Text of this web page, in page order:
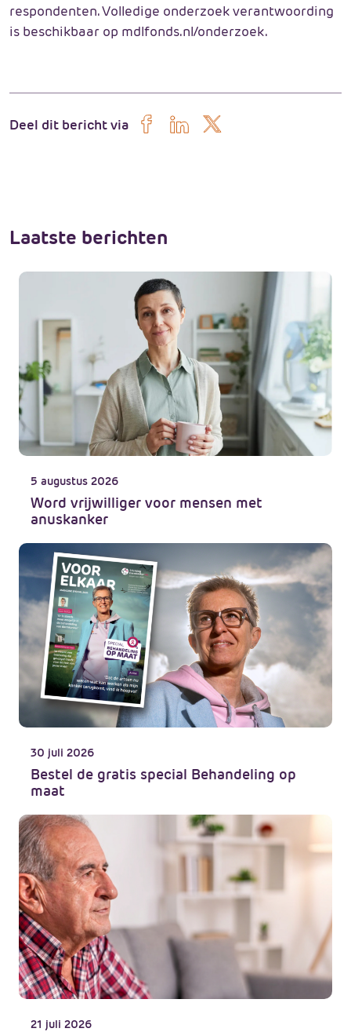
respondenten. Volledige onderzoek verantwoording
is beschikbaar op mdlfonds.nl/onderzoek.
Deel dit bericht via
Laatste berichten
5 augustus 2026
Word vrijwilliger voor mensen met
anuskanker
30 juli 2026
Bestel de gratis special Behandeling op
maat
21 juli 2026